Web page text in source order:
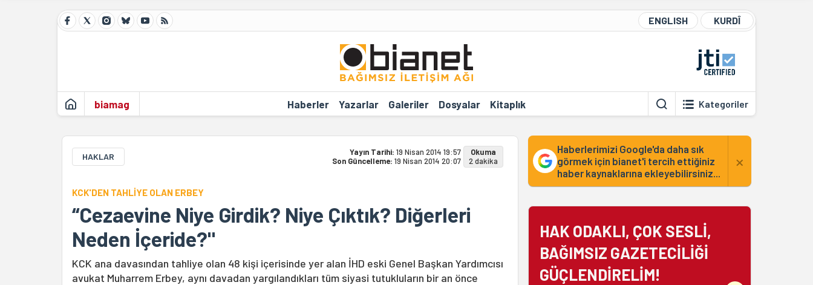
ENGLISH KURDÎ
biamag Haberler Yazarlar Galeriler Dosyalar Kitaplık Kategoriler
HAKLAR Yayın Tarihi: 19 Nisan 2014 19:57
Son Güncelleme: 19 Nisan 2014 20:07
Okuma
2 dakika
KCK'DEN TAHLİYE OLAN ERBEY
“Cezaevine Niye Girdik? Niye Çıktık? Diğerleri
Neden İçeride?"
KCK ana davasından tahliye olan 48 kişi içerisinde yer alan İHD eski Genel Başkan Yardımcısı
avukat Muharrem Erbey, aynı davadan yargılandıkları tüm siyasi tutukluların bir an önce
Haberlerimizi Google'da daha sık
görmek için bianet'i tercih ettiğiniz
haber kaynaklarına ekleyebilirsiniz...
×
HAK ODAKLI, ÇOK SESLİ,
BAĞIMSIZ GAZETECİLİĞİ
GÜÇLENDİRELİM!